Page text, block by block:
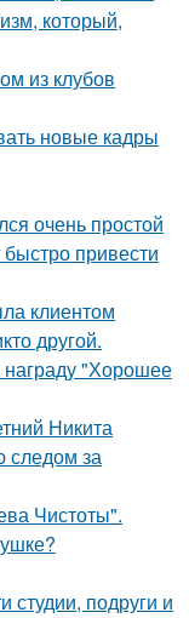
который,
из клубов
новые кадры
очень простой
привести
клиентом
другой.
награду "Хорошее
Никита
следом за
Чистоты".
подруги и